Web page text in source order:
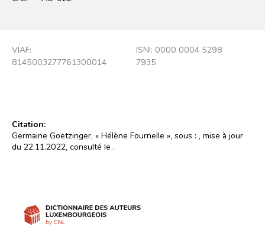
VIAF:
8145003277761300014
ISNI: 0000 0004 5298
7935
Citation:
Germaine Goetzinger, « Hélène Fournelle », sous : , mise à jour
du 22.11.2022, consulté le .